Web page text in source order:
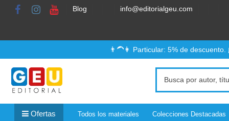
Blog info@editorialgeu.com
👨‍🦱👩 Particular: 5% de
Ofertas Todos los materiales Colecciones Destacadas